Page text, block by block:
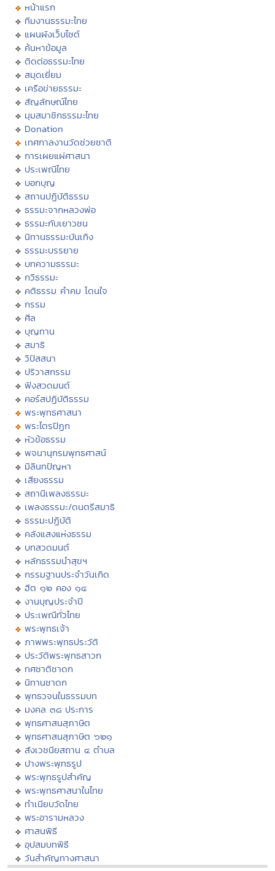
หน้าแรก
ทีมงานธรรมะไทย
แผนผังเว็บไซต์
ค้นหาข้อมูล
ติดต่อธรรมะไทย
สมุดเยี่ยม
เครือข่ายธรรมะ
สัญลักษณ์ไทย
มุมสมาชิกธรรมะไทย
Donation
เทศกาลงานวัดช่วยชาติ
การเผยแผ่ศาสนา
ประเพณีไทย
บอกบุญ
สถานปฏิบัติธรรม
ธรรมะจากหลวงพ่อ
ธรรมะกับเยาวชน
นิทานธรรมะบันเทิง
ธรรมะบรรยาย
บทความธรรมะ
กวีธรรมะ
คติธรรม คำคม โดนใจ
กรรม
ศีล
บุญทาน
สมาธิ
วิปัสสนา
ปริวาสกรรม
ฟังสวดมนต์
คอร์สปฏิบัติธรรม
พระพุทธศาสนา
พระไตรปิฏก
หัวข้อธรรม
พจนานุกรมพุทธศาสน์
มิลินทปัญหา
เสียงธรรม
สถานีเพลงธรรมะ
เพลงธรรมะ/ดนตรีสมาธิ
ธรรมะปฏิบัติ
คลังแสงแห่งธรรม
บทสวดมนต์
หลักธรรมนำสุขฯ
กรรมฐานประจำวันเกิด
ฮีต ๑๒ คอง ๑๔
งานบุญประจำปี
ประเพณีทั่วไทย
พระพุทธเจ้า
ภาพพระพุทธประวัติ
ประวัติพระพุทธสาวก
ทศชาติชาดก
นิทานชาดก
พุทธวจนในธรรมบท
มงคล ๓๘ ประการ
พุทธศาสนสุภาษิต
พุทธศาสนสุภาษิต ๖๒๑
สังเวชนียสถาน ๔ ตำบล
ปางพระพุทธรูป
พระพุทธรูปสำคัญ
พระพุทธศาสนาในไทย
ทำเนียบวัดไทย
พระอารามหลวง
ศาสนพิธี
อุปสมบทพิธี
วันสำคัญทางศาสนา